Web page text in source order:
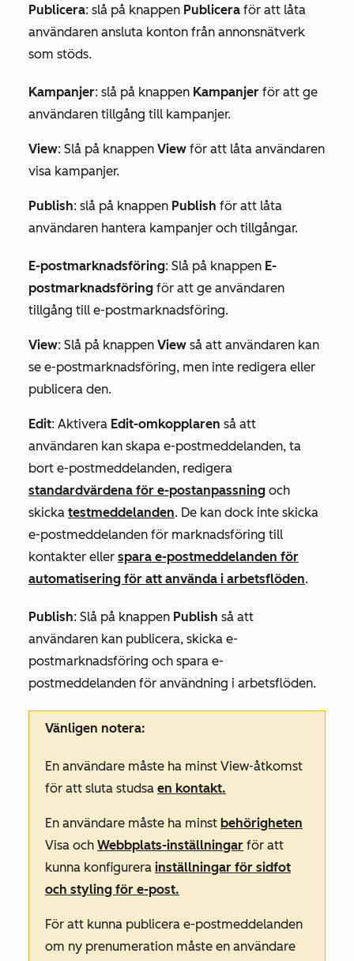
Publicera: slå på knappen Publicera för att låta
användaren ansluta konton från annonsnätverk
som stöds.
Kampanjer: slå på knappen Kampanjer för att ge
användaren tillgång till kampanjer.
View: Slå på knappen View för att låta användaren
visa kampanjer.
Publish: slå på knappen Publish för att låta
användaren hantera kampanjer och tillgångar.
E-postmarknadsföring: Slå på knappen E-
postmarknadsföring för att ge användaren
tillgång till e-postmarknadsföring.
View: Slå på knappen View så att användaren kan
se e-postmarknadsföring, men inte redigera eller
publicera den.
Edit: Aktivera Edit-omkopplaren så att
användaren kan skapa e-postmeddelanden, ta
bort e-postmeddelanden, redigera
standardvärdena för e-postanpassning och
skicka testmeddelanden. De kan dock inte skicka
e-postmeddelanden för marknadsföring till
kontakter eller spara e-postmeddelanden för
automatisering för att använda i arbetsflöden.
Publish: Slå på knappen Publish så att
användaren kan publicera, skicka e-
postmarknadsföring och spara e-
postmeddelanden för användning i arbetsflöden.
Vänligen notera:
En användare måste ha minst View-åtkomst
för att sluta studsa en kontakt.
En användare måste ha minst behörigheten
Visa och Webbplats-inställningar för att
kunna konfigurera inställningar för sidfot
och styling för e-post.
För att kunna publicera e-postmeddelanden
om ny prenumeration måste en användare